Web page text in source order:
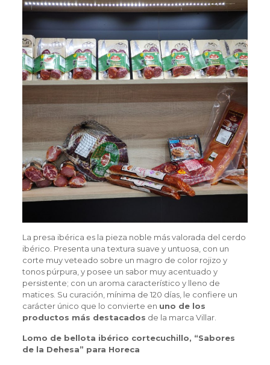
La presa ibérica es la pieza noble más valorada del cerdo
ibérico. Presenta una textura suave y untuosa, con un
corte muy veteado sobre un magro de color rojizo y
tonos púrpura, y posee un sabor muy acentuado y
persistente; con un aroma característico y lleno de
matices. Su curación, mínima de 120 días, le confiere un
carácter único que lo convierte en uno de los
productos más destacados de la marca Villar.
Lomo de bellota ibérico cortecuchillo, “Sabores
de la Dehesa” para Horeca